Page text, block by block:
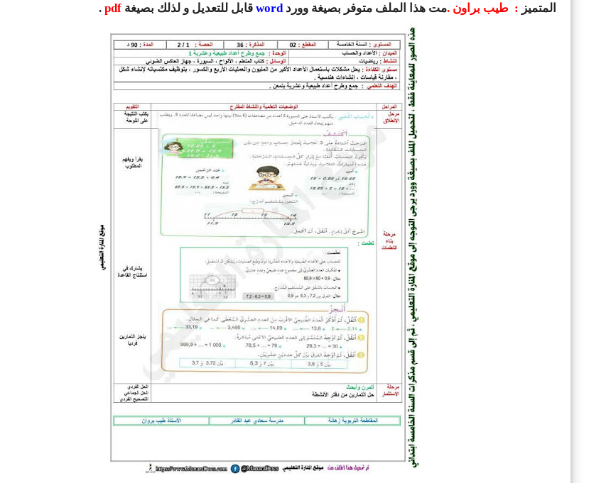
المتميز : طيب براون .مت هذا الملف متوفر بصيغة ووردword قابل للتعديل و لذلك بصيغة pdf
.